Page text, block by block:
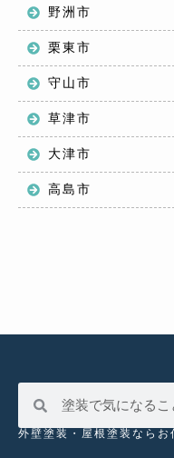
野洲市
栗東市
守山市
草津市
大津市
高島市
外壁塗装・屋根塗装ならお